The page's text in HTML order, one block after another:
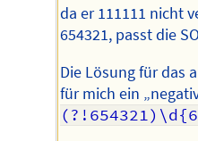
da er 111111 nicht
654321, passt die
Die Lösung für das
für mich ein